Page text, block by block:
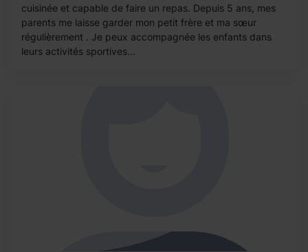
cuisinée et capable de faire un repas. Depuis 5 ans, mes
parents me laisse garder mon petit frère et ma sœur
régulièrement . Je peux accompagnée les enfants dans
leurs activités sportives...